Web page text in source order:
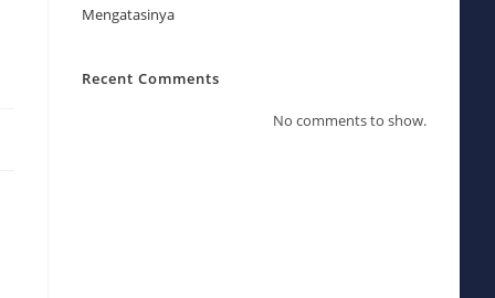
Mengatasinya
Recent Comments
No comments to show.